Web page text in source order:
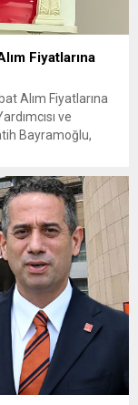
Fiyatlarına
Alım Fiyatlarına
ve
Bayramoğlu,
uzak